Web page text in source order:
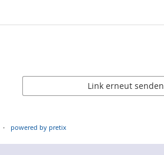
Link erneut senden
powered by pretix